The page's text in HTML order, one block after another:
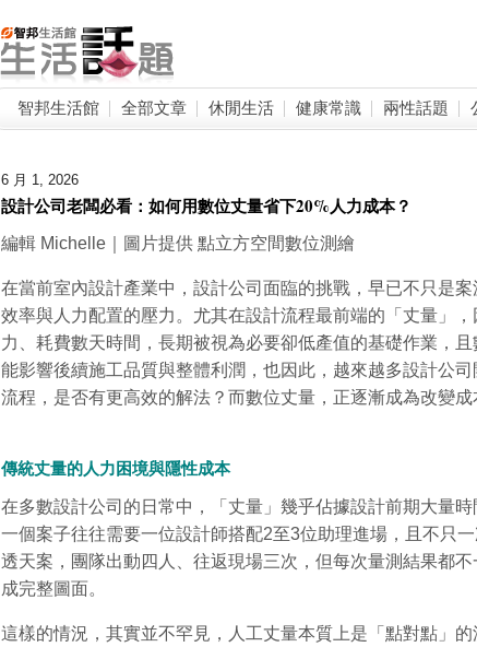
智邦生活館 全部文章 休閒生活 健康常識 兩性話題
6 月 1, 2026
設計公司老闆必看：如何用數位丈量省下20%人力成本？
編輯 Michelle｜圖片提供 點立方空間數位測繪
在當前室內設計產業中，設計公司面臨的挑戰，早已不只是
效率與人力配置的壓力。尤其在設計流程最前端的「丈量」，
力、耗費數天時間，長期被視為必要卻低產值的基礎作業，
能影響後續施工品質與整體利潤，也因此，越來越多設計公
流程，是否有更高效的解法？而數位丈量，正逐漸成為改變成
傳統丈量的人力困境與隱性成本
在多數設計公司的日常中，「丈量」幾乎佔據設計前期大量時
一個案子往往需要一位設計師搭配2至3位助理進場，且不只
透天案，團隊出動四人、往返現場三次，但每次量測結果都
成完整圖面。
這樣的情況，其實並不罕見，人工丈量本質上是「點對點」